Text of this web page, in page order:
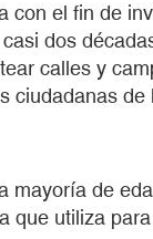
con el fin de
dos
calles y
de
utiliza